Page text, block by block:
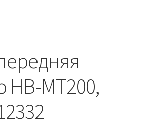
HB-MT200,